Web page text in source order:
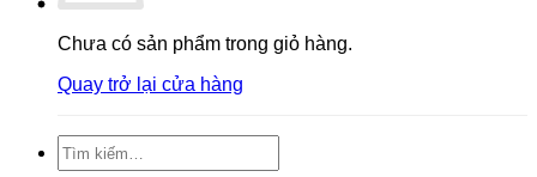
Chưa có sản phẩm trong giỏ hàng.
Quay trở lại cửa hàng
Tìm
kiếm: